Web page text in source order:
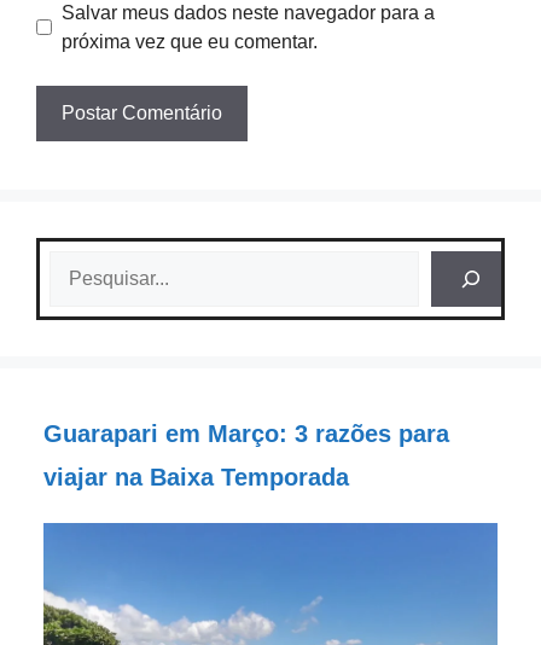
Salvar meus dados neste navegador para a
próxima vez que eu comentar.
Guarapari em Março: 3 razões para
viajar na Baixa Temporada